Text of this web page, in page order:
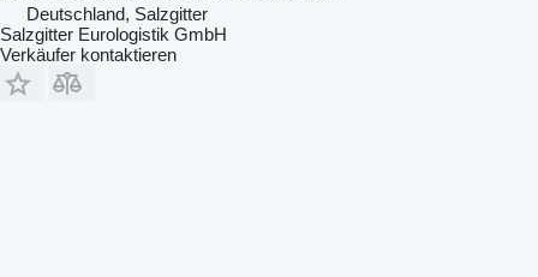
Deutschland, Salzgitter
Salzgitter Eurologistik GmbH
Verkäufer kontaktieren